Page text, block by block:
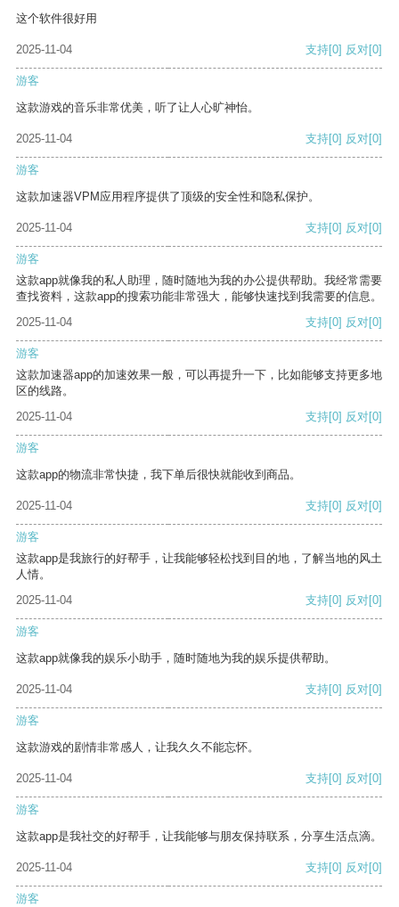
这个软件很好用
2025-11-04 支持[0] 反对[0]
游客
这款游戏的音乐非常优美，听了让人心旷神怡。
2025-11-04 支持[0] 反对[0]
游客
这款加速器VPM应用程序提供了顶级的安全性和隐私保护。
2025-11-04 支持[0] 反对[0]
游客
这款app就像我的私人助理，随时随地为我的办公提供帮助。我经常需要
查找资料，这款app的搜索功能非常强大，能够快速找到我需要的信息。
2025-11-04
支持[0] 反对[0]
游客
这款加速器app的加速效果一般，可以再提升一下，比如能够支持更多地
区的线路。
2025-11-04
支持[0] 反对[0]
游客
这款app的物流非常快捷，我下单后很快就能收到商品。
2025-11-04 支持[0] 反对[0]
游客
这款app是我旅行的好帮手，让我能够轻松找到目的地，了解当地的风土
人情。
2025-11-04
支持[0] 反对[0]
游客
这款app就像我的娱乐小助手，随时随地为我的娱乐提供帮助。
2025-11-04 支持[0] 反对[0]
游客
这款游戏的剧情非常感人，让我久久不能忘怀。
2025-11-04 支持[0] 反对[0]
游客
这款app是我社交的好帮手，让我能够与朋友保持联系，分享生活点滴。
2025-11-04 支持[0] 反对[0]
游客